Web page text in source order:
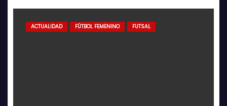
ACTUALIDAD FÚTBOL FEMENINO FUTSAL